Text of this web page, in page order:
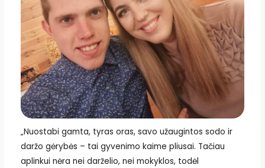
„Nuostabi gamta, tyras oras, savo užaugintos sodo ir
daržo gėrybės – tai gyvenimo kaime pliusai. Tačiau
aplinkui nėra nei darželio, nei mokyklos, todėl